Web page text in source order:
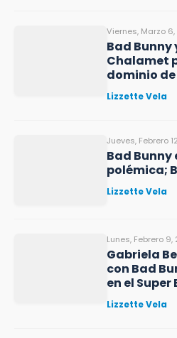
Viernes, Marzo
Bad Bunny
Chalamet
dominio de
Lizzette Vela
Jueves, Febrero
Bad
polémica;
Lizzette Vela
Lunes, Febrero 9,
Gabriela
con Bad
en el Super
Lizzette Vela